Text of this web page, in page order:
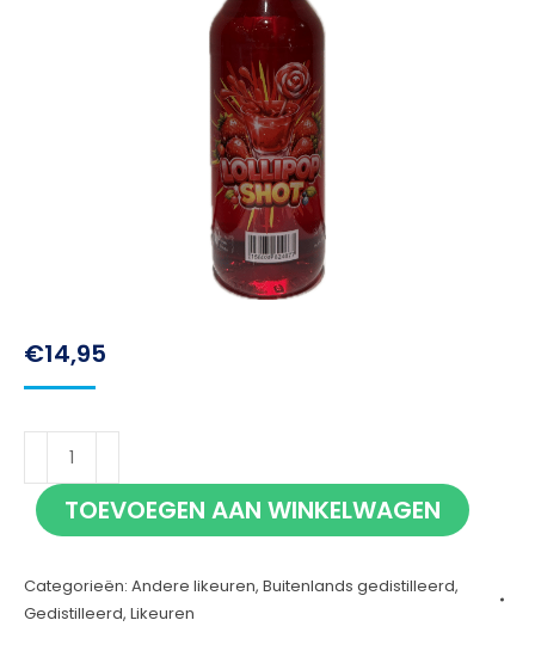
€14,95
Lollipop
Shot
70cl TOEVOEGEN AAN WINKELWAGEN
Categorieën: Andere likeuren, Buitenlands gedistilleerd,
Gedistilleerd, Likeuren